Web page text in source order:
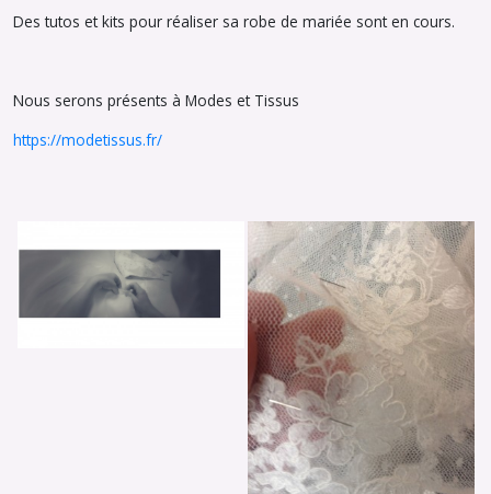
Des tutos et kits pour réaliser sa robe de mariée sont en cours.
Nous serons présents à Modes et Tissus
https://modetissus.fr/